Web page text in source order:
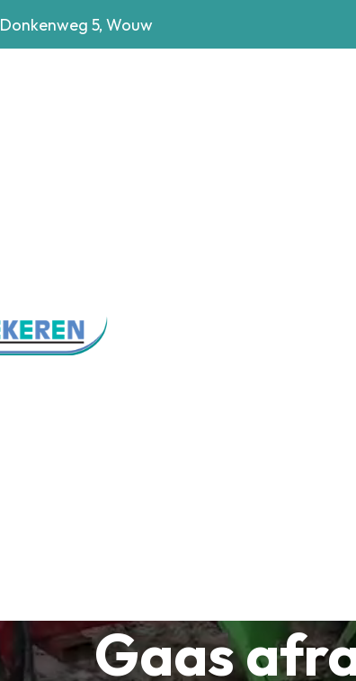
Donkenweg 5, Wouw
Gaas